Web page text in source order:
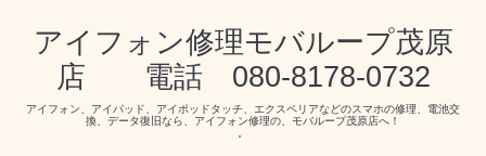
アイフォン修理モバループ茂原
店 電話 080-8178-0732
アイフォン、アイパッド、アイポッドタッチ、エクスペリアなどのスマホの修理、電池交
換、データ復旧なら、アイフォン修理の、モバループ茂原店へ！